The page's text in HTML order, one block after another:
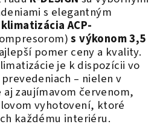
s elegantným
ACP-
s výkonom 3,5
pomer ceny a kvality.
je k dispozícii vo
– nielen v
zaujímavom červenom,
vyhotovení, ktoré
každému interiéru.